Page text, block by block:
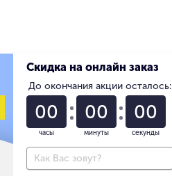
Скидка на онлайн заказ
До окончания акции осталось:
01
часы
22
минуты
58
секунды